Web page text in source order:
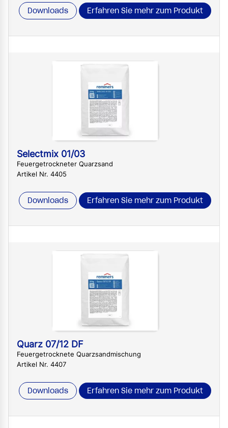
Downloads Erfahren Sie mehr zum Produkt
Selectmix 01/03
Feuergetrockneter Quarzsand
Artikel Nr. 4405
Downloads Erfahren Sie mehr zum Produkt
Quarz 07/12 DF
Feuergetrocknete Quarzsandmischung
Artikel Nr. 4407
Downloads Erfahren Sie mehr zum Produkt